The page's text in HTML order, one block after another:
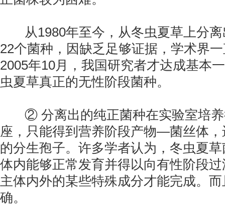
从1980年至今，从冬虫夏草上分离
22个菌种，因缺乏足够证据，学术界
2005年10月，我国研究者才达成基本
虫夏草真正的无性阶段菌种。
② 分离出的纯正菌种在实验室培养
座，只能得到营养阶段产物—菌丝体
的分生孢子。许多学者认为，冬虫夏
体内能够正常发育并得以向有性阶段
主体内外的某些特殊成分才能完成。
确。